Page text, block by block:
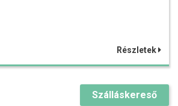
Részletek
Szálláskereső